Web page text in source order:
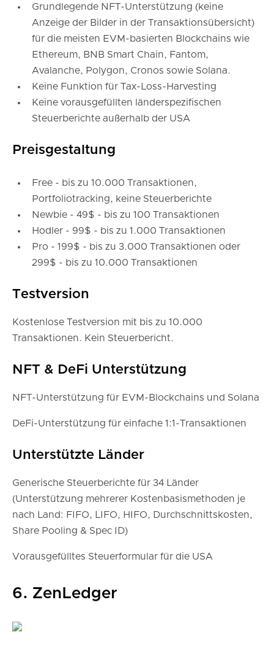
Grundlegende NFT-Unterstützung (keine
Anzeige der Bilder in der Transaktionsübersicht)
für die meisten EVM-basierten Blockchains wie
Ethereum, BNB Smart Chain, Fantom,
Avalanche, Polygon, Cronos sowie Solana.
Keine Funktion für Tax-Loss-Harvesting
Keine vorausgefüllten länderspezifischen
Steuerberichte außerhalb der USA
Preisgestaltung
Free - bis zu 10.000 Transaktionen,
Portfoliotracking, keine Steuerberichte
Newbie - 49$ - bis zu 100 Transaktionen
Hodler - 99$ - bis zu 1.000 Transaktionen
Pro - 199$ - bis zu 3.000 Transaktionen oder
299$ - bis zu 10.000 Transaktionen
Testversion
Kostenlose Testversion mit bis zu 10.000
Transaktionen. Kein Steuerbericht.
NFT & DeFi Unterstützung
NFT-Unterstützung für EVM-Blockchains und Solana
DeFi-Unterstützung für einfache 1:1-Transaktionen
Unterstützte Länder
Generische Steuerberichte für 34 Länder
(Unterstützung mehrerer Kostenbasismethoden je
nach Land: FIFO, LIFO, HIFO, Durchschnittskosten,
Share Pooling & Spec ID)
Vorausgefülltes Steuerformular für die USA
6. ZenLedger